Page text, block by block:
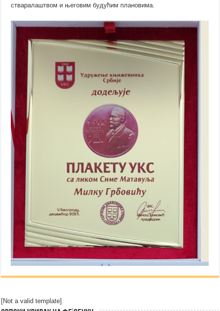
стваралаштвом и његовим будућим плановима.
[Not a valid template]